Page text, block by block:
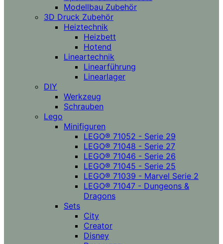
Modellbau Zubehör
3D Druck Zubehör
Heiztechnik
Heizbett
Hotend
Lineartechnik
Linearführung
Linearlager
DIY
Werkzeug
Schrauben
Lego
Minifiguren
LEGO® 71052 - Serie 29
LEGO® 71048 - Serie 27
LEGO® 71046 - Serie 26
LEGO® 71045 - Serie 25
LEGO® 71039 - Marvel Serie 2
LEGO® 71047 - Dungeons &
Dragons
Sets
City
Creator
Disney